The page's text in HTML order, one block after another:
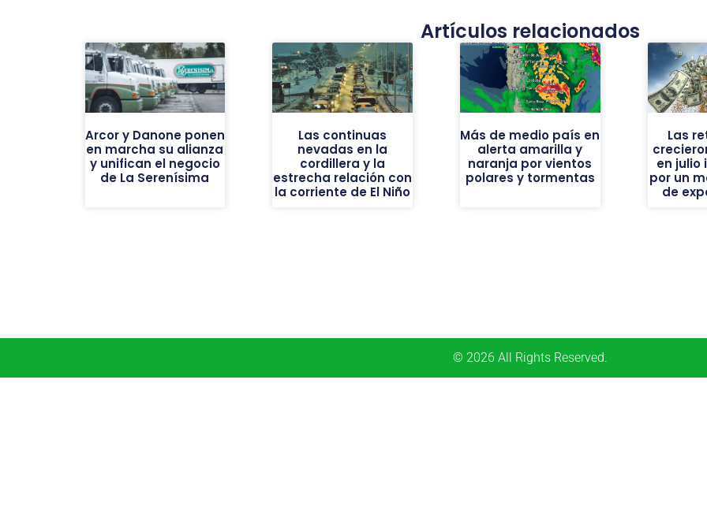
Artículos relacionados
Arcor y Danone ponen
en marcha su alianza
y unifican el negocio
de La Serenísima
Las continuas
nevadas en la
cordillera y la
estrecha relación con
la corriente de El Niño
Más de medio país en
alerta amarilla y
naranja por vientos
polares y tormentas
Las
en julio
por un
de
© 2026 All Rights Reserved.